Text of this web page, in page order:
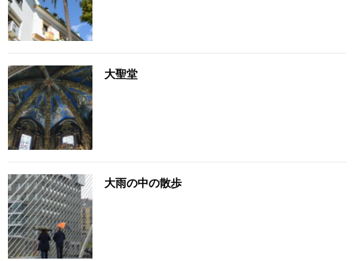
大聖堂
大雨の中の散歩